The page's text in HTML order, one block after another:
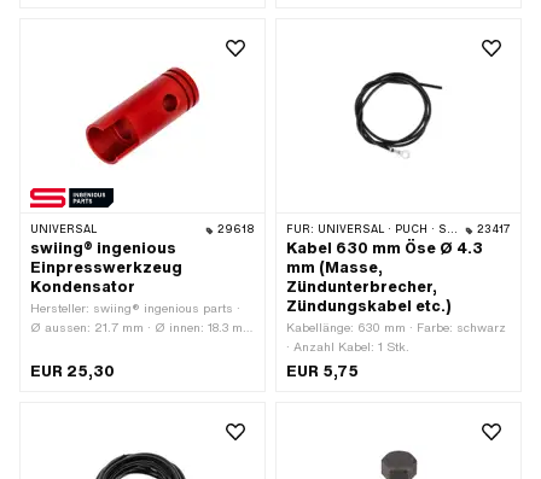
UNIVERSAL 29618
swiing® ingenious
Einpresswerkzeug
Kondensator
Hersteller: swiing® ingenious parts ·
Ø aussen: 21.7 mm · Ø innen: 18.3 mm
Anwendungsbereich: Spezialwerkzeug
EUR 25,30
FÜR: UNIVERSAL · PUCH · SACHS · PIAGGIO · ZÜNDAPP BELMONDO · SOLEX · KREIDLER 23417
Kabel 630 mm Öse Ø 4.3
mm (Masse,
Zündunterbrecher,
Zündungskabel etc.)
Kabellänge: 630 mm · Farbe: schwarz
· Anzahl Kabel: 1 Stk.
EUR 5,75